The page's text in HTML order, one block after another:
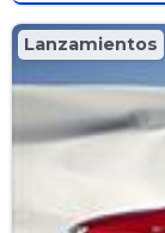
Lanzamientos